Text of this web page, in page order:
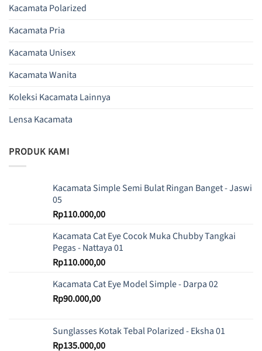
Kacamata Polarized
Kacamata Pria
Kacamata Unisex
Kacamata Wanita
Koleksi Kacamata Lainnya
Lensa Kacamata
PRODUK KAMI
Kacamata Simple Semi Bulat Ringan Banget - Jaswi
05
Rp110.000,00
Kacamata Cat Eye Cocok Muka Chubby Tangkai
Pegas - Nattaya 01
Rp110.000,00
Kacamata Cat Eye Model Simple - Darpa 02
Rp90.000,00
Sunglasses Kotak Tebal Polarized - Eksha 01
Rp135.000,00